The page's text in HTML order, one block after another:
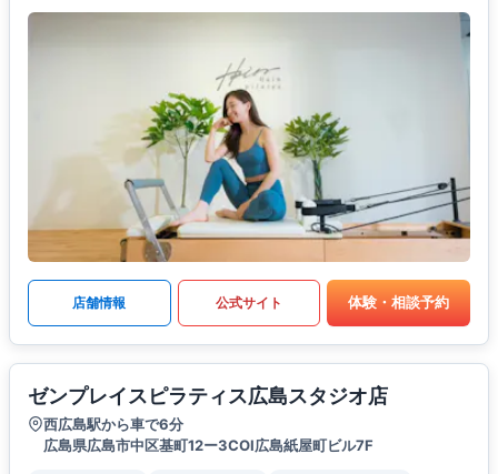
店舗情報 公式サイト 体験・相談予約
ゼンプレイスピラティス広島スタジオ店
西広島駅から車で6分
広島県広島市中区基町12ー3COI広島紙屋町ビル7F